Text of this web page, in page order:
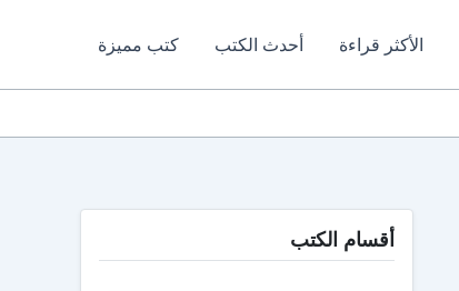
الأكثر قراءة أحدث الكتب كتب مميزة
أقسام الكتب